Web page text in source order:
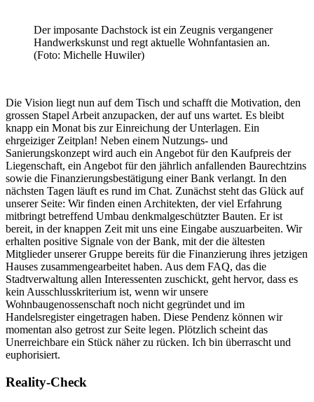
Der imposante Dachstock ist ein Zeugnis vergangener
Handwerkskunst und regt aktuelle Wohnfantasien an.
(Foto: Michelle Huwiler)
Die Vision liegt nun auf dem Tisch und schafft die Motivation, den
grossen Stapel Arbeit anzupacken, der auf uns wartet. Es bleibt
knapp ein Monat bis zur Einreichung der Unterlagen. Ein
ehrgeiziger Zeitplan! Neben einem Nutzungs- und
Sanierungskonzept wird auch ein Angebot für den Kaufpreis der
Liegenschaft, ein Angebot für den jährlich anfallenden Baurechtzins
sowie die Finanzierungsbestätigung einer Bank verlangt. In den
nächsten Tagen läuft es rund im Chat. Zunächst steht das Glück auf
unserer Seite: Wir finden einen Architekten, der viel Erfahrung
mitbringt betreffend Umbau denkmalgeschützter Bauten. Er ist
bereit, in der knappen Zeit mit uns eine Eingabe auszuarbeiten. Wir
erhalten positive Signale von der Bank, mit der die ältesten
Mitglieder unserer Gruppe bereits für die Finanzierung ihres jetzigen
Hauses zusammengearbeitet haben. Aus dem FAQ, das die
Stadtverwaltung allen Interessenten zuschickt, geht hervor, dass es
kein Ausschlusskriterium ist, wenn wir unsere
Wohnbaugenossenschaft noch nicht gegründet und im
Handelsregister eingetragen haben. Diese Pendenz können wir
momentan also getrost zur Seite legen. Plötzlich scheint das
Unerreichbare ein Stück näher zu rücken. Ich bin überrascht und
euphorisiert.
Reality-Check